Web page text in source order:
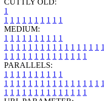
1
1 1 1 1 1 1 1 1 1 1
MEDIUM:
1 1 1 1 1 1 1 1 1 1
1 1 1 1 1 1 1 1 1 1 1 1 1 1 1 1 1
1 1 1 1 1 1 1 1 1 1 1 1 1 1
PARALLELS:
1 1 1 1 1 1 1 1 1 1
1 1 1 1 1 1 1 1 1 1 1 1 1 1 1 1 1
1 1 1 1 1 1 1 1 1 1 1 1 1 1